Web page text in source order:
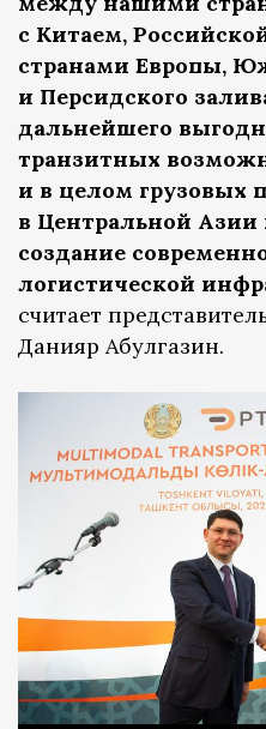
с Китаем,
странами Европы,
и Персидского
дальнейшего
транзитных
и в целом грузовых
в Центральной Азии
создание
логистической
считает
Данияр Абулгазин.